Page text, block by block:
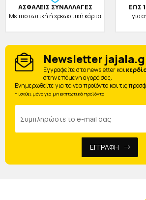
ΑΣΦΑΛΕΙΣ ΣΥΝΑΛΛΑΓΕΣ
Με πιστωτική ή χρεωστική κάρτα
ΕΩΣ
για
Newsletter
Eγγραφείτε στο newsletter και
στην επόμενη αγορά σας.
Ενημερωθείτε για τα νέα προϊόντα και τις
* ισχύει μόνο για μη εκπτωτικά προϊόντα
ΕΓΓΡΑΦΗ